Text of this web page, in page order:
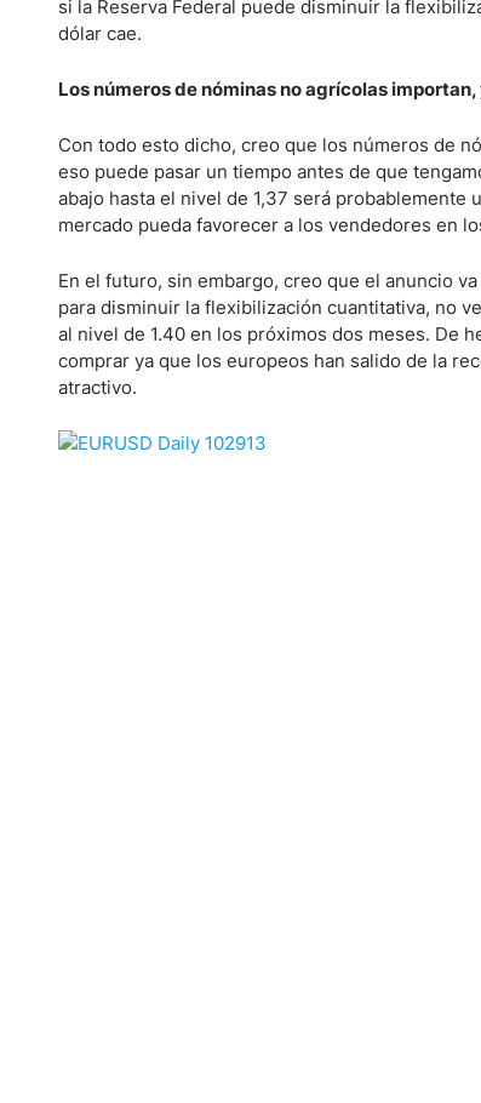
Paraguay
Latinoamérica
Bolivia
Nicaragua
Nasdaq 100
IBEX 35
Acciones
Nvidia (NVDA)
Banco Santander (SAN)
si la Reserva Federal puede disminuir la
dólar cae.
Los números de nóminas no agrícolas
Con todo esto dicho, creo que los números de
eso puede pasar un tiempo antes de que
abajo hasta el nivel de 1,37 será probablemente
mercado pueda favorecer a los vendedores en
En el futuro, sin embargo, creo que el anuncio
para disminuir la flexibilización cuantitativa, no
al nivel de 1.40 en los próximos dos meses. De
comprar ya que los europeos han salido de la
atractivo.